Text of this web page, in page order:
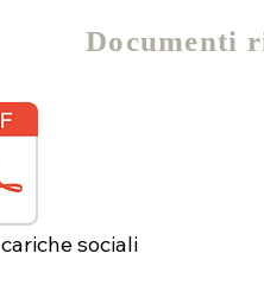
Documenti
sociali